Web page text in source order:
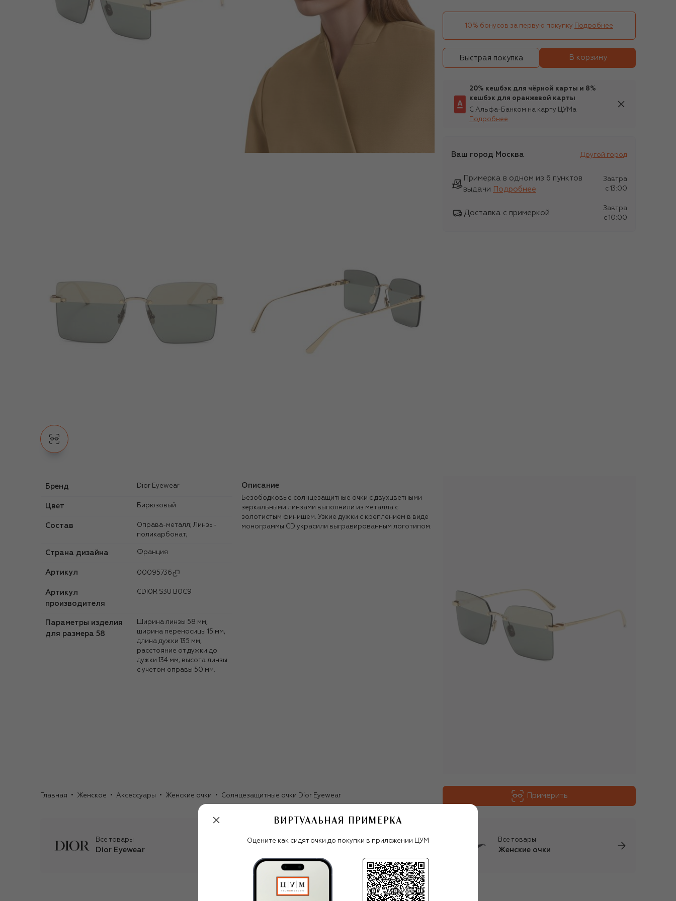
10% бонусов за первую покупку Подробнее
Быстрая покупка В корзину
20% кешбэк для чёрной карты и 8%
кешбэк для оранжевой карты
С Альфа-Банком на карту ЦУМа
Подробнее
Ваш город Москва Другой город
Примерка в одном из 6 пунктов
выдачи
Подробнее
Завтра
c 13:00
Доставка с примеркой
Завтра
c 10:00
Бренд Dior Eyewear
Цвет Бирюзовый
Состав
Оправа-металл; Линзы-
поликарбонат;
Страна дизайна Франция
Артикул 00095736
Артикул
производителя
CDI0R S3U B0C9
Параметры изделия
для размера 58
Ширина линзы 58 мм,
ширина переносицы 15 мм,
длина дужки 135 мм,
расстояние от дужки до
дужки 134 мм, высота линзы
с учетом оправы 50 мм.
Описание
Безободковые солнцезащитные очки с двухцветными
зеркальными линзами выполнили из металла с
золотистым финишем. Узкие дужки с креплением в виде
монограммы CD украсили выгравированным логотипом.
Главная Женское Аксессуары Женские очки Солнцезащитные очки Dior Eyewear Примерить
Все товары
Dior Eyewear
Все женские очки Все товары
Женские очки
ВИРТУАЛЬНАЯ ПРИМЕРКА
Оцените как сидят очки до покупки в приложении ЦУМ